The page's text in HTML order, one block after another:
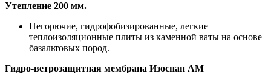
Утепление 200 мм.
Негорючие, гидрофобизированные, легкие
теплоизоляционные плиты из каменной ваты на основе
базальтовых пород.
Гидро-ветрозащитная мембрана Изоспан АМ